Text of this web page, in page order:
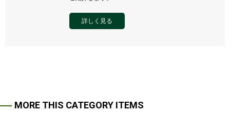
詳しく見る
MORE THIS CATEGORY ITEMS